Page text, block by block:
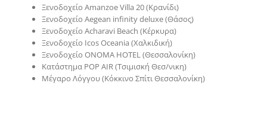
Ξενοδοχείο Amanzoe Villa 20 (Κρανίδι)
Ξενοδοχείο Aegean infinity deluxe (Θάσος)
Ξενοδοχείο Acharavi Beach (Κέρκυρα)
Ξενοδοχείο Icos Oceania (Χαλκιδική)
Ξενοδοχείο ONOMA HOTEL (Θεσσαλονίκη)
Κατάστημα POP AIR (Τσιμισκή Θεσ/νικη)
Μέγαρο Λόγγου (Κόκκινο Σπίτι Θεσσαλονίκη)